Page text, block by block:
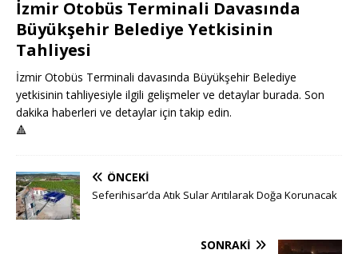
İzmir Otobüs Terminali Davasında
Büyükşehir Belediye Yetkisinin
Tahliyesi
İzmir Otobüs Terminali davasında Büyükşehir Belediye
yetkisinin tahliyesiyle ilgili gelişmeler ve detaylar burada. Son
dakika haberleri ve detaylar için takip edin.
🔺
ÖNCEKI
Seferihisar’da Atık Sular Arıtılarak Doğa Korunacak
SONRAKI